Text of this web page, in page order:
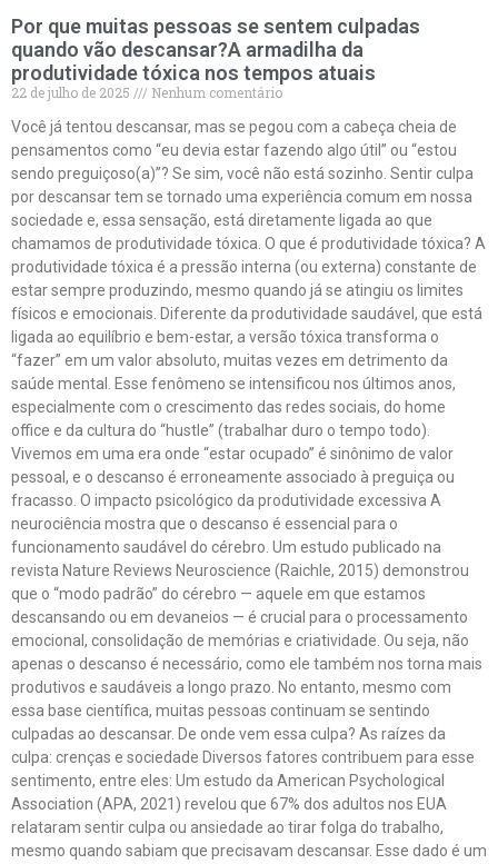
Por que muitas pessoas se sentem culpadas
quando vão descansar?A armadilha da
produtividade tóxica nos tempos atuais
22 de julho de 2025
Nenhum comentário
Você já tentou descansar, mas se pegou com a cabeça cheia de
pensamentos como “eu devia estar fazendo algo útil” ou “estou
sendo preguiçoso(a)”? Se sim, você não está sozinho. Sentir culpa
por descansar tem se tornado uma experiência comum em nossa
sociedade e, essa sensação, está diretamente ligada ao que
chamamos de produtividade tóxica. O que é produtividade tóxica? A
produtividade tóxica é a pressão interna (ou externa) constante de
estar sempre produzindo, mesmo quando já se atingiu os limites
físicos e emocionais. Diferente da produtividade saudável, que está
ligada ao equilíbrio e bem-estar, a versão tóxica transforma o
“fazer” em um valor absoluto, muitas vezes em detrimento da
saúde mental. Esse fenômeno se intensificou nos últimos anos,
especialmente com o crescimento das redes sociais, do home
office e da cultura do “hustle” (trabalhar duro o tempo todo).
Vivemos em uma era onde “estar ocupado” é sinônimo de valor
pessoal, e o descanso é erroneamente associado à preguiça ou
fracasso. O impacto psicológico da produtividade excessiva A
neurociência mostra que o descanso é essencial para o
funcionamento saudável do cérebro. Um estudo publicado na
revista Nature Reviews Neuroscience (Raichle, 2015) demonstrou
que o “modo padrão” do cérebro — aquele em que estamos
descansando ou em devaneios — é crucial para o processamento
emocional, consolidação de memórias e criatividade. Ou seja, não
apenas o descanso é necessário, como ele também nos torna mais
produtivos e saudáveis a longo prazo. No entanto, mesmo com
essa base científica, muitas pessoas continuam se sentindo
culpadas ao descansar. De onde vem essa culpa? As raízes da
culpa: crenças e sociedade Diversos fatores contribuem para esse
sentimento, entre eles: Um estudo da American Psychological
Association (APA, 2021) revelou que 67% dos adultos nos EUA
relataram sentir culpa ou ansiedade ao tirar folga do trabalho,
mesmo quando sabiam que precisavam descansar. Esse dado é um